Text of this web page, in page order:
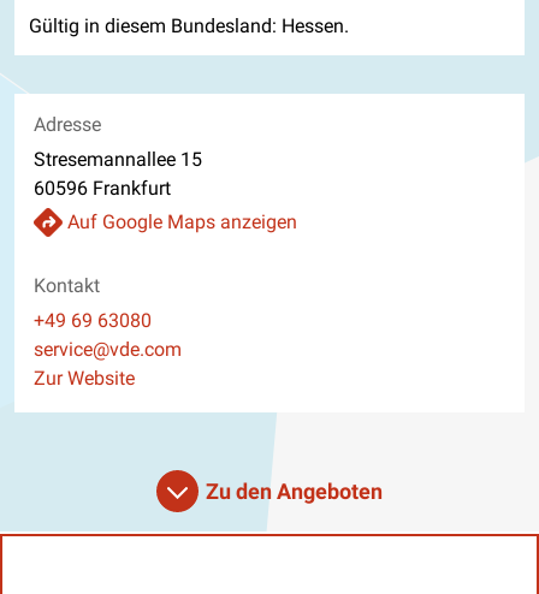
Gültig in diesem Bundesland: Hessen.
Adresse
Stresemannallee 15
60596 Frankfurt
Auf Google Maps anzeigen
Kontakt
Telefon
+49 69 63080
E-Mail
service@vde.com
Website
Zur Website
Zu den Angeboten